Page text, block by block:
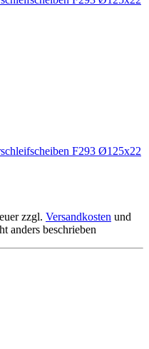
F293 Ø125x22
zzgl. Versandkosten und
anders beschrieben